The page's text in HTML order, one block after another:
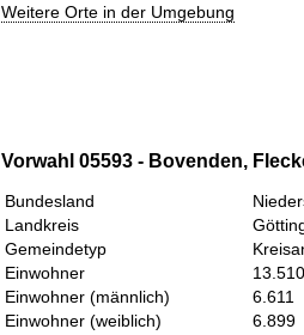
Weitere Orte in der Umgebung
Vorwahl 05593 - Bovenden,
Bundesland
Landkreis
Gemeindetyp
Einwohner
13.510
Einwohner (männlich)
6.611
Einwohner (weiblich)
6.899